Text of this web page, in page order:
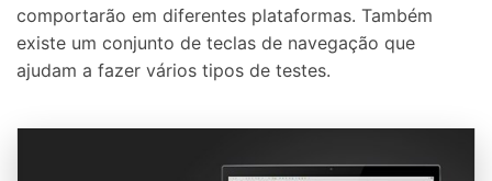
comportarão em diferentes plataformas. Também
existe um conjunto de teclas de navegação que
ajudam a fazer vários tipos de testes.